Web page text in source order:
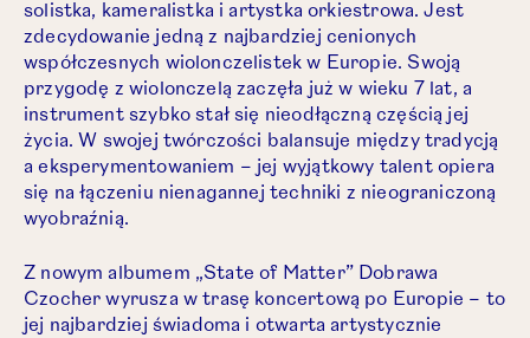
solistka, kameralistka i artystka orkiestrowa. Jest
zdecydowanie jedną z najbardziej cenionych
współczesnych wiolonczelistek w Europie. Swoją
przygodę z wiolonczelą zaczęła już w wieku 7 lat, a
instrument szybko stał się nieodłączną częścią jej
życia. W swojej twórczości balansuje między tradycją
a eksperymentowaniem – jej wyjątkowy talent opiera
się na łączeniu nienagannej techniki z nieograniczoną
wyobraźnią.
Z nowym albumem „State of Matter” Dobrawa
Czocher wyrusza w trasę koncertową po Europie – to
jej najbardziej świadoma i otwarta artystycznie